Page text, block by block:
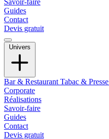
Savoir-faire
Guides
Contact
Devis gratuit
Univers
Bar & Restaurant Tabac & Presse
Corporate
Réalisations
Savoir-faire
Guides
Contact
Devis gratuit